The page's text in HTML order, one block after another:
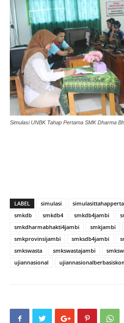
Simulasi UNBK Tahap Pertama SMK Dharma
LABEL simulasi
smkdb
smkdb4 smkdb4jambi
smkdharmabhakti4jambi
smkjambi
smkprovinsijambi
smksdb4jambi
smkswasta
smkswastajambi
ujiannasional